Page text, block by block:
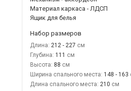
Материал каркаса - ЛДСП
Ящик для белья
Набор размеров
Длина: 212 - 227
Глубина: 111
Высота: 88
Ширина спального места: 148 - 163
Длина спального места: 210